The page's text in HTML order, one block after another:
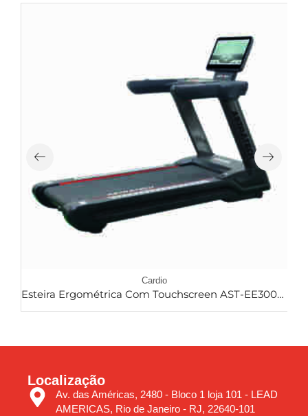
Cardio
Esteira Ergométrica Com Touchscreen AST-EE300P-A
Localização
Av. das Américas, 2480 - Bloco 1 loja 101 - LEAD
AMERICAS, Rio de Janeiro - RJ, 22640-101